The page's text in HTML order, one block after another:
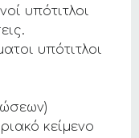
υπότιτλοι
υπότιτλοι
κείμενο